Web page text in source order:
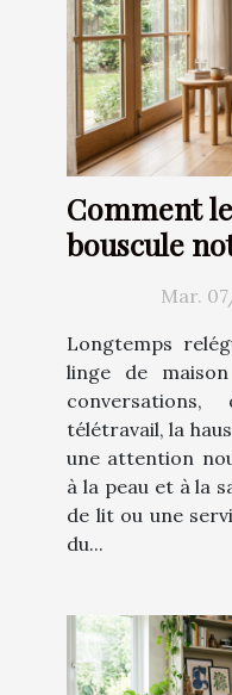
Comment
bouscule
confortMar.
Longtemps
linge de
télétravail, la
une attention
à la peau et à la
de lit ou une
du...